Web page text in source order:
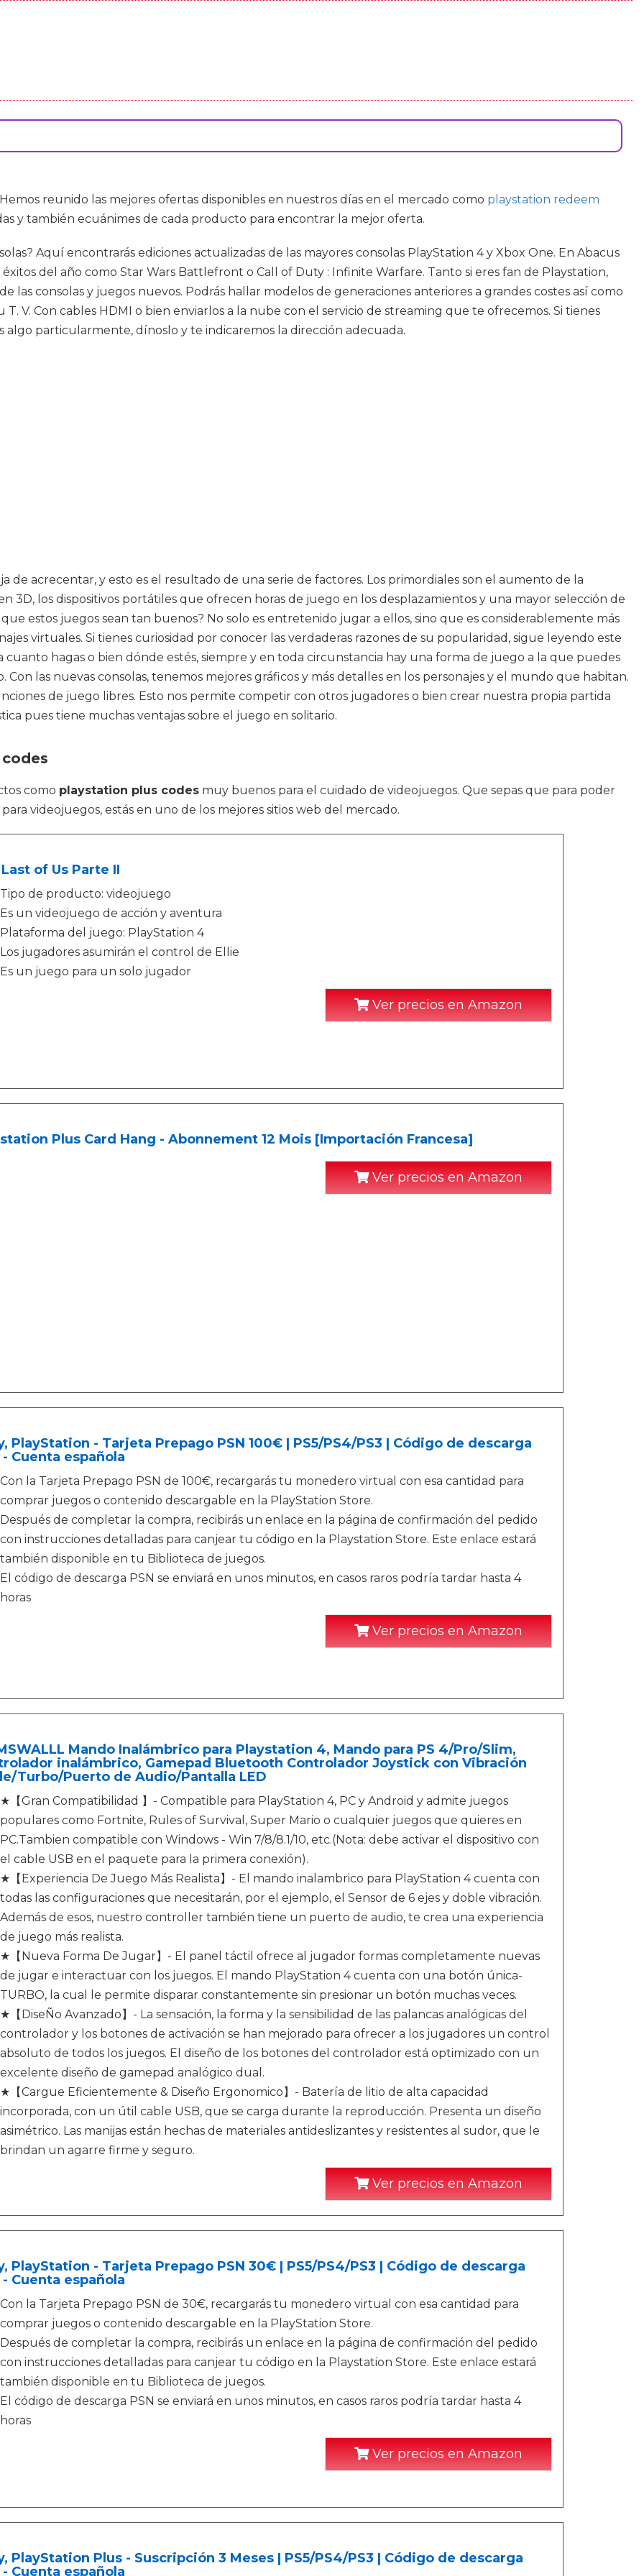
Hemos reunido las mejores ofertas disponibles en nuestros días en el mercado como playstation redeem
y también ecuánimes de cada producto para encontrar la mejor oferta.
Aquí encontrarás ediciones actualizadas de las mayores consolas PlayStation 4 y Xbox One. En Abacus
del año como Star Wars Battlefront o Call of Duty : Infinite Warfare. Tanto si eres fan de Playstation,
las consolas y juegos nuevos. Podrás hallar modelos de generaciones anteriores a grandes costes así como
V. Con cables HDMI o bien enviarlos a la nube con el servicio de streaming que te ofrecemos. Si tienes
particularmente, dínoslo y te indicaremos la dirección adecuada.
de acrecentar, y esto es el resultado de una serie de factores. Los primordiales son el aumento de la
3D, los dispositivos portátiles que ofrecen horas de juego en los desplazamientos y una mayor selección de
estos juegos sean tan buenos? No solo es entretenido jugar a ellos, sino que es considerablemente más
virtuales. Si tienes curiosidad por conocer las verdaderas razones de su popularidad, sigue leyendo este
hagas o bien dónde estés, siempre y en toda circunstancia hay una forma de juego a la que puedes
las nuevas consolas, tenemos mejores gráficos y más detalles en los personajes y el mundo que habitan.
de juego libres. Esto nos permite competir con otros jugadores o bien crear nuestra propia partida
pues tiene muchas ventajas sobre el juego en solitario.
como playstation plus codes muy buenos para el cuidado de videojuegos. Que sepas que para poder
videojuegos, estás en uno de los mejores sitios web del mercado.
of Us Parte II
Tipo de producto: videojuego
Es un videojuego de acción y aventura
Plataforma del juego: PlayStation 4
Los jugadores asumirán el control de Ellie
Es un juego para un solo jugador
Ver precios en Amazon
Plus Card Hang - Abonnement 12 Mois [Importación Francesa]
Ver precios en Amazon
PlayStation - Tarjeta Prepago PSN 100€ | PS5/PS4/PS3 | Código de descarga
- Cuenta española
Con la Tarjeta Prepago PSN de 100€, recargarás tu monedero virtual con esa cantidad para
comprar juegos o contenido descargable en la PlayStation Store.
Después de completar la compra, recibirás un enlace en la página de confirmación del pedido
con instrucciones detalladas para canjear tu código en la Playstation Store. Este enlace estará
también disponible en tu Biblioteca de juegos.
El código de descarga PSN se enviará en unos minutos, en casos raros podría tardar hasta 4
horas
Ver precios en Amazon
Mando Inalámbrico para Playstation 4, Mando para PS 4/Pro/Slim,
inalámbrico, Gamepad Bluetooth Controlador Joystick con Vibración
Turbo/Puerto de Audio/Pantalla LED
★【Gran Compatibilidad 】- Compatible para PlayStation 4, PC y Android y admite juegos
populares como Fortnite, Rules of Survival, Super Mario o cualquier juegos que quieres en
PC.Tambien compatible con Windows - Win 7/8/8.1/10, etc.(Nota: debe activar el dispositivo con
el cable USB en el paquete para la primera conexión).
★【Experiencia De Juego Más Realista】- El mando inalambrico para PlayStation 4 cuenta con
todas las configuraciones que necesitarán, por el ejemplo, el Sensor de 6 ejes y doble vibración.
Además de esos, nuestro controller también tiene un puerto de audio, te crea una experiencia
de juego más realista.
★【Nueva Forma De Jugar】- El panel táctil ofrece al jugador formas completamente nuevas
de jugar e interactuar con los juegos. El mando PlayStation 4 cuenta con una botón única-
TURBO, la cual le permite disparar constantemente sin presionar un botón muchas veces.
★【DiseÑo Avanzado】- La sensación, la forma y la sensibilidad de las palancas analógicas del
controlador y los botones de activación se han mejorado para ofrecer a los jugadores un control
absoluto de todos los juegos. El diseño de los botones del controlador está optimizado con un
excelente diseño de gamepad analógico dual.
★【Cargue Eficientemente & Diseño Ergonomico】- Batería de litio de alta capacidad
incorporada, con un útil cable USB, que se carga durante la reproducción. Presenta un diseño
asimétrico. Las manijas están hechas de materiales antideslizantes y resistentes al sudor, que le
brindan un agarre firme y seguro.
Ver precios en Amazon
PlayStation - Tarjeta Prepago PSN 30€ | PS5/PS4/PS3 | Código de descarga
- Cuenta española
Con la Tarjeta Prepago PSN de 30€, recargarás tu monedero virtual con esa cantidad para
comprar juegos o contenido descargable en la PlayStation Store.
Después de completar la compra, recibirás un enlace en la página de confirmación del pedido
con instrucciones detalladas para canjear tu código en la Playstation Store. Este enlace estará
también disponible en tu Biblioteca de juegos.
El código de descarga PSN se enviará en unos minutos, en casos raros podría tardar hasta 4
horas
Ver precios en Amazon
PlayStation Plus - Suscripción 3 Meses | PS5/PS4/PS3 | Código de descarga
- Cuenta española